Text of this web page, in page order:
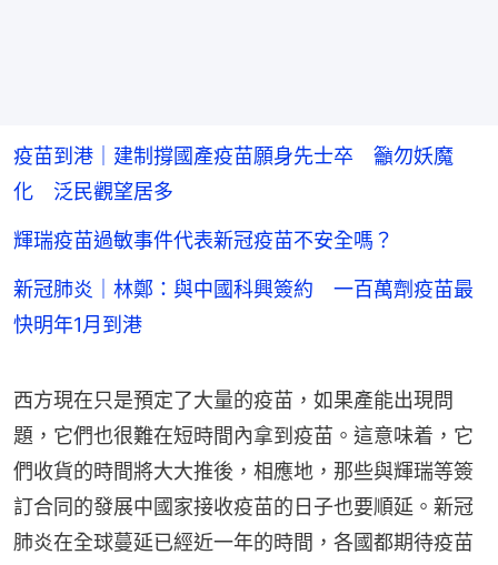
疫苗到港｜建制撐國產疫苗願身先士卒 籲勿妖魔
化 泛民觀望居多
輝瑞疫苗過敏事件代表新冠疫苗不安全嗎？
新冠肺炎｜林鄭：與中國科興簽約 一百萬劑疫苗最
快明年1月到港
西方現在只是預定了大量的疫苗，如果產能出現問
題，它們也很難在短時間內拿到疫苗。這意味着，它
們收貨的時間將大大推後，相應地，那些與輝瑞等簽
訂合同的發展中國家接收疫苗的日子也要順延。新冠
肺炎在全球蔓延已經近一年的時間，各國都期待疫苗